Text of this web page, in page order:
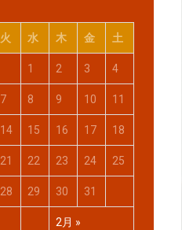
火 水 木 金 土
2月 »
1 2 3 4
7 8 9 10 11
14 15 16 17 18
21 22 23 24 25
28 29 30 31